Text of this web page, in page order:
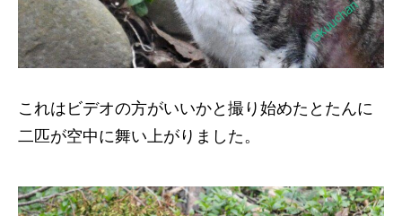
これはビデオの方がいいかと撮り始めたとたんに
二匹が空中に舞い上がりました。